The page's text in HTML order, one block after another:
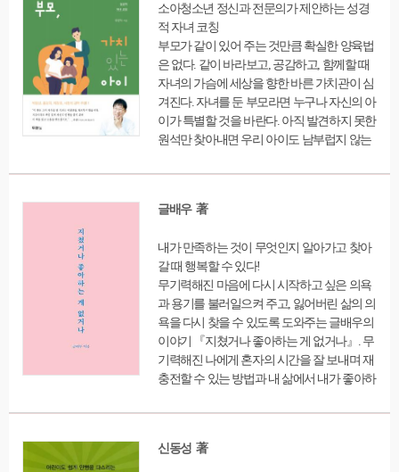
로서기 위해서는 부모인 우리가 우리 자신의
삶을 잃지 말아야 한다. 무조건 아이에게 미안
해하는 마음 대신 내가 할 수 있는 일과 없는
일을 구분하고, 조금 더 단단해지는 연습을 해
본다면 내가 바라는 부모에 한 발 다가갈 수
있을 것이다.
소아청소년 정신과 전문의가 제안하는 성경
적 자녀 코칭
부모가 같이 있어 주는 것만큼 확실한 양육법
은 없다. 같이 바라보고, 공감하고, 함께할 때
자녀의 가슴에 세상을 향한 바른 가치관이 심
겨진다. 자녀를 둔 부모라면 누구나 자신의 아
이가 특별할 것을 바란다. 아직 발견하지 못한
원석만 찾아내면 우리 아이도 남부럽지 않는
부모의 야심찬 계획에 언제나 휘둘리는 것은
며 왜 배워야하는지도 모르는 수많은 사교육
모의 사랑만으로, 함께하는 시간만으로도 바
르고 건강하게 자라날 수 있는 아이들이 정작
가장 중요한 것을 놓친 채 가정이라는 울타리
밖에서 겉돌며 아파하고 있는 것이다.
글배우 著
내가 만족하는 것이 무엇인지 알아가고 찾아
갈 때 행복할 수 있다!
무기력해진 마음에 다시 시작하고 싶은 의욕
과 용기를 불러일으켜 주고, 잃어버린 삶의 의
욕을 다시 찾을 수 있도록 도와주는 글배우의
이야기 『지쳤거나 좋아하는 게 없거나』. 무
기력해진 나에게 혼자의 시간을 잘 보내며 재
충전할 수 있는 방법과 내 삶에서 내가 좋아하
가 직접 겪은 사연을 통해 잃어버린 행복을 찾
거나 좋아하는 게 없다면 삶은 무기력해진다.
신동성 著